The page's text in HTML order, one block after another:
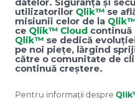
datelor. Siguranța și
utilizatorilor Qlik™ se
misiunii celor de la
ce Qlik™ Cloud continuă
Qlik™ se dedică
pe noi piețe, lărgind
către o comunitate de
continuă creștere.
Pentru informații despre